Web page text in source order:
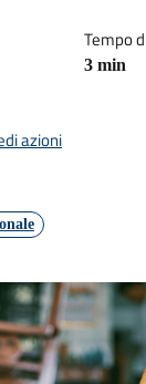
Tempo
3 min
azioni